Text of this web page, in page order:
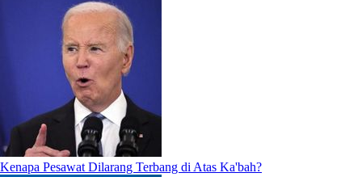
Kenapa Pesawat Dilarang Terbang di Atas Ka'bah?